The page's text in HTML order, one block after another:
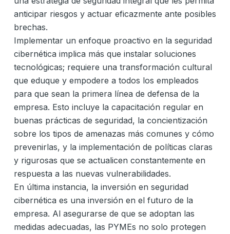
anticipar riesgos y actuar eficazmente ante posibles
brechas.
Implementar un enfoque proactivo en la seguridad
cibernética implica más que instalar soluciones
tecnológicas; requiere una transformación cultural
que eduque y empodere a todos los empleados
para que sean la primera línea de defensa de la
empresa. Esto incluye la capacitación regular en
buenas prácticas de seguridad, la concientización
sobre los tipos de amenazas más comunes y cómo
prevenirlas, y la implementación de políticas claras
y rigurosas que se actualicen constantemente en
respuesta a las nuevas vulnerabilidades.
En última instancia, la inversión en seguridad
cibernética es una inversión en el futuro de la
empresa. Al asegurarse de que se adoptan las
medidas adecuadas, las PYMEs no solo protegen